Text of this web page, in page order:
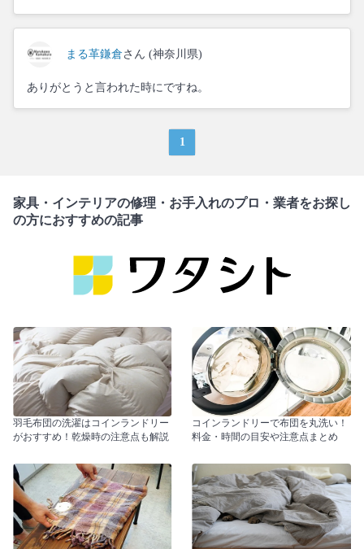
まる革鎌倉 さん (神奈川県)
ありがとうと言われた時にですね。
1
家具・インテリアの修理・お手入れのプロ・業者をお探し
の方におすすめの記事
羽毛布団の洗濯はコインランドリー
がおすすめ！乾燥時の注意点も解説
コインランドリーで布団を丸洗い！
料金・時間の目安や注意点まとめ